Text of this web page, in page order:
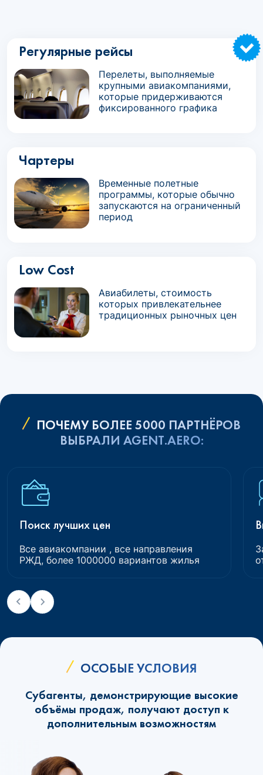
Регулярные рейсы
Перелеты, выполняемые
крупными авиакомпаниями,
которые придерживаются
фиксированного графика
Чартеры
Временные полетные
программы, которые обычно
запускаются на ограниченный
период
Low Cost
Авиабилеты, стоимость
которых привлекательнее
традиционных рыночных цен
ПОЧЕМУ БОЛЕЕ 5000 ПАРТНЁРОВ
ВЫБРАЛИ AGENT.AERO:
Поиск лучших цен
Все авиакомпании , все направления
РЖД, более 1000000 вариантов жилья
ОСОБЫЕ УСЛОВИЯ
Субагенты, демонстрирующие высокие
объёмы продаж, получают доступ к
дополнительным возможностям